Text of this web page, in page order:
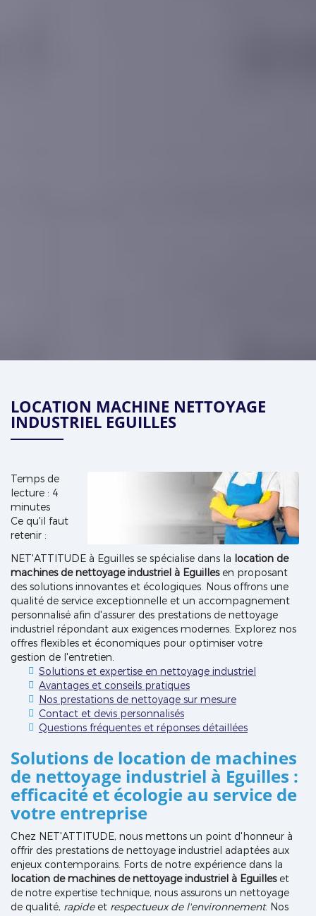
LOCATION MACHINE NETTOYAGE
INDUSTRIEL EGUILLES
Temps de
lecture : 4
minutes
Ce qu'il faut
retenir :
NET'ATTITUDE à Eguilles se spécialise dans la location de
machines de nettoyage industriel à Eguillesen proposant
des solutions innovantes et écologiques. Nous offrons une
qualité de service exceptionnelle et un accompagnement
personnalisé afin d'assurer des prestations de nettoyage
industriel répondant aux exigences modernes. Explorez nos
offres flexibles et économiques pour optimiser votre
gestion de l'entretien.
Solutions et expertise en nettoyage industriel
Avantages et conseils pratiques
Nos prestations de nettoyage sur mesure
Contact et devis personnalisés
Questions fréquentes et réponses détaillées
Solutions de location de machines
de nettoyage industriel à Eguilles :
efficacité et écologie au service de
votre entreprise
Chez NET'ATTITUDE, nous mettons un point d'honneur à
offrir des prestations de nettoyage industriel adaptées aux
enjeux contemporains. Forts de notre expérience dans la
location de machines de nettoyage industriel à Eguilleset
de notre expertise technique, nous assurons un nettoyage
de qualité, rapideet respectueux de l'environnement. Nos